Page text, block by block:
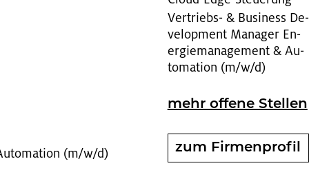
(m/w/d)
Ver­triebs- & Busi­ness De­
ve­lop­ment Ma­na­ger En­
er­gie­ma­nage­ment & Au­
to­ma­ti­on (m/w/d)
mehr of­fe­ne Stel­len
zum Fir­men­pro­fil